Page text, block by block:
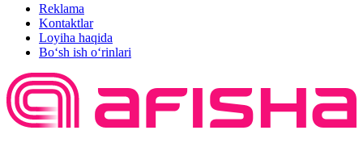
Reklama
Kontaktlar
Loyiha haqida
Bo‘sh ish o‘rinlari